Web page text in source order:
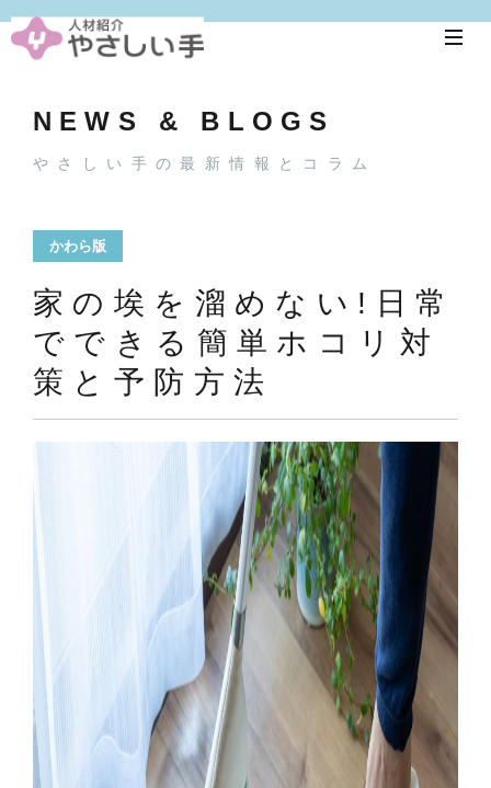
NEWS & BLOGS
やさしい手の最新情報とコラム
かわら版
家の埃を溜めない!日常
でできる簡単ホコリ対
策と予防方法